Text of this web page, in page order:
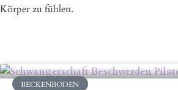
Körper zu fühlen.
BECKENBODEN